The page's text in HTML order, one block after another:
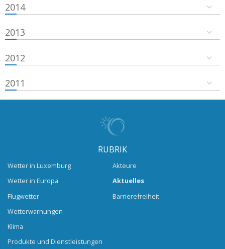
2014
2013
2012
2011
RUBRIK
Wetter in Luxemburg
Wetter in Europa
Flugwetter
Wetterwarnungen
Klima
Produkte und Dienstleistungen
Akteure
Aktuelles
Barrierefreiheit